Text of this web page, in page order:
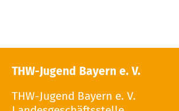
THW-Jugend Bayern e. V.
THW-Jugend Bayern e. V.